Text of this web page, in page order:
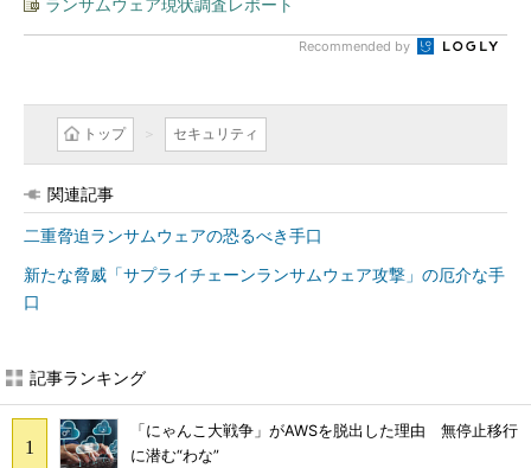
ランサムウェア現状調査レポート
Recommended by
トップ セキュリティ
関連記事
二重脅迫ランサムウェアの恐るべき手口
新たな脅威「サプライチェーンランサムウェア攻撃」の厄介な手
口
記事ランキング
「にゃんこ大戦争」がAWSを脱出した理由 無停止移行
に潜む“わな”